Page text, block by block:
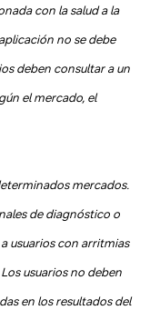
con la salud a la
no se debe
deben consultar a un
el mercado, el
mercados.
de diagnóstico o
usuarios con arritmias
usuarios no deben
en los resultados del